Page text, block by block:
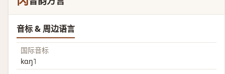
音标 & 周边语言
国际音标
kɑŋ˥